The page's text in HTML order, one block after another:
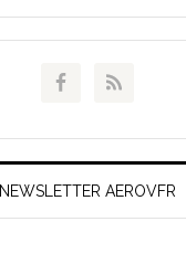
NEWSLETTER AEROVFR